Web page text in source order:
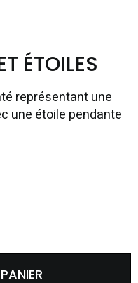
ÉTOILES
représentant une
une étoile pendante